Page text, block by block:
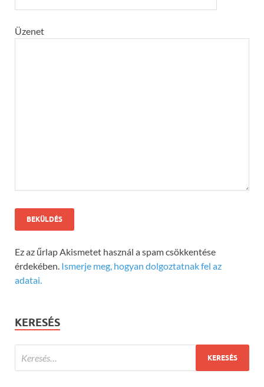
Üzenet
Ez az űrlap Akismetet használ a spam csökkentése
érdekében. Ismerje meg, hogyan dolgoztatnak fel az
adatai.
KERESÉS